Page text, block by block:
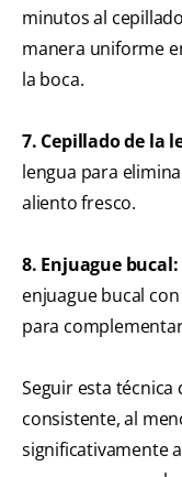
minutos al
manera uniforme
la boca.
7. Cepillado de la
lengua para
aliento fresco.
8. Enjuague bucal:
enjuague bucal
para
Seguir esta
consistente, al
significativamente